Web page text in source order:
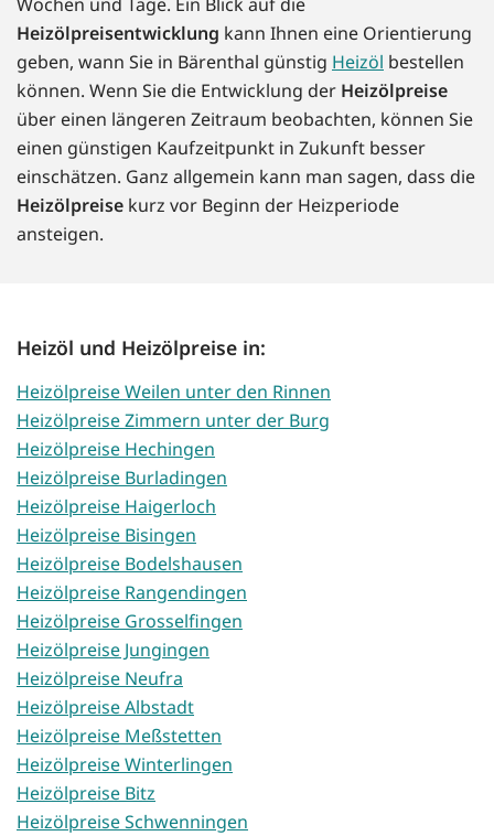
Heizölpreisentwicklung kann Ihnen eine Orientierung
geben, wann Sie in Bärenthal günstig Heizöl bestellen
können. Wenn Sie die Entwicklung der Heizölpreise
über einen längeren Zeitraum beobachten, können Sie
einen günstigen Kaufzeitpunkt in Zukunft besser
einschätzen. Ganz allgemein kann man sagen, dass die
Heizölpreise kurz vor Beginn der Heizperiode
ansteigen.
Heizöl und Heizölpreise in:
Heizölpreise Weilen unter den Rinnen
Heizölpreise Zimmern unter der Burg
Heizölpreise Hechingen
Heizölpreise Burladingen
Heizölpreise Haigerloch
Heizölpreise Bisingen
Heizölpreise Bodelshausen
Heizölpreise Rangendingen
Heizölpreise Grosselfingen
Heizölpreise Jungingen
Heizölpreise Neufra
Heizölpreise Albstadt
Heizölpreise Meßstetten
Heizölpreise Winterlingen
Heizölpreise Bitz
Heizölpreise Schwenningen